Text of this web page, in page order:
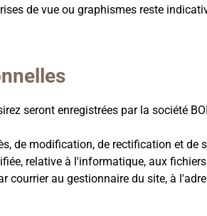
de vue ou graphismes reste
seront enregistrées par la société
de modification, de rectification et de
relative à l'informatique, aux
courrier au gestionnaire du site, à